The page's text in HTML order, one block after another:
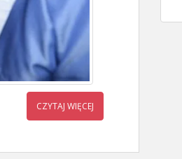
CZYTAJ WIĘCEJ